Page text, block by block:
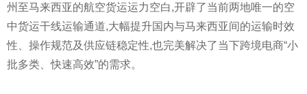
州至马来西亚的航空货运运力空白,开辟了当前两地唯一的空
中货运干线运输通道,大幅提升国内与马来西亚间的运输时效
性、操作规范及供应链稳定性,也完美解决了当下跨境电商“小
批多类、快速高效”的需求。